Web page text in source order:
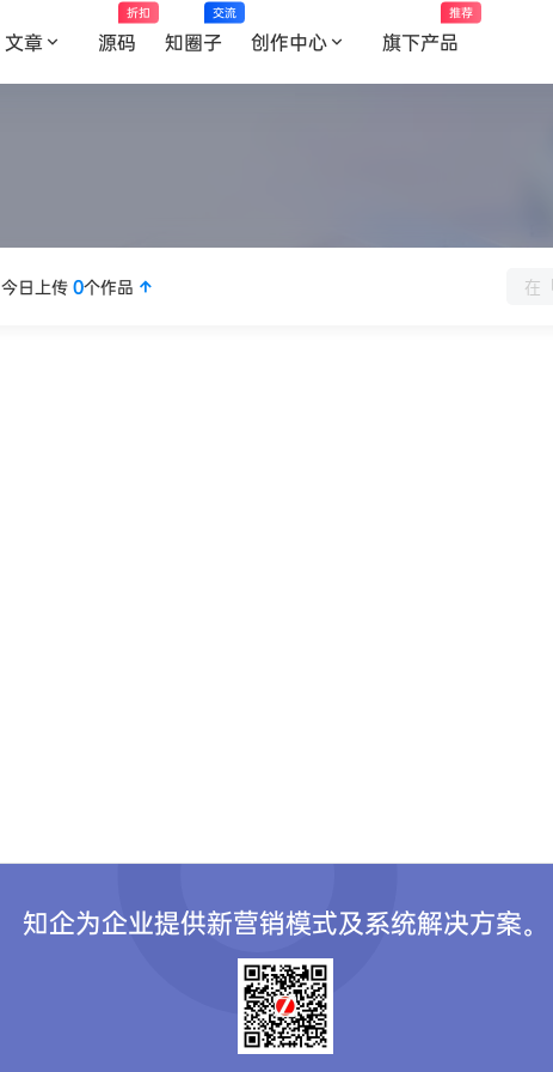
文章 源码
折扣
知圈子
交流
创作中心 旗下产品
推荐
今日上传 0个作品
知企为企业提供新营销模式及系统解决方案。